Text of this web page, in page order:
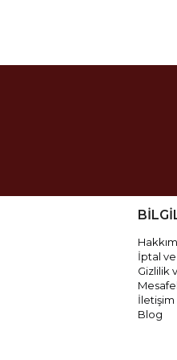
İptal ve
Gizlilik
İletişim
Blog